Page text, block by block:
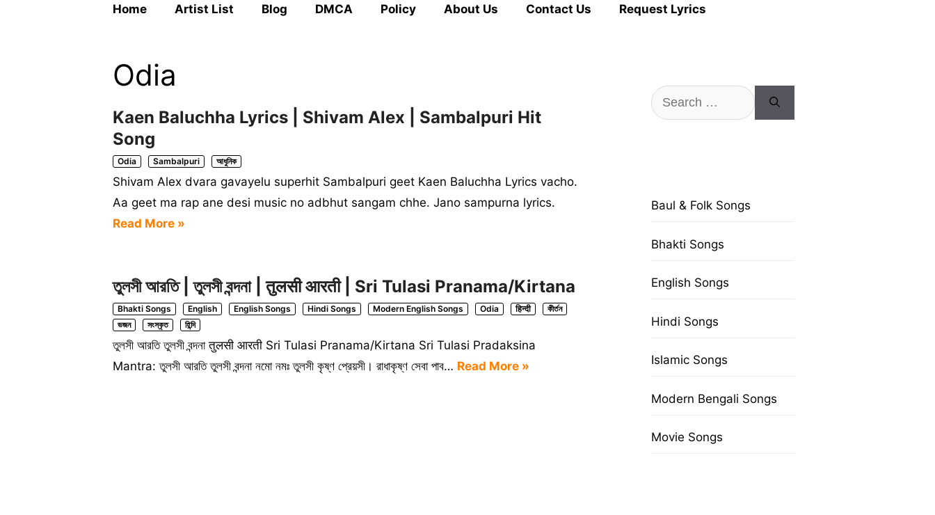
Home Artist List Blog DMCA Policy About Us Contact Us Request Lyrics
Odia
Kaen Baluchha Lyrics | Shivam Alex | Sambalpuri Hit
Song
Odia Sambalpuri আধুনিক
Shivam Alex dvara gavayelu superhit Sambalpuri geet Kaen Baluchha Lyrics vacho.
Aa geet ma rap ane desi music no adbhut sangam chhe. Jano sampurna lyrics.
Read More »
তুলসী আরতি | তুলসী বন্দনা | तुलसी आरती | Sri Tulasi Pranama/Kirtana
Bhakti Songs English English Songs Hindi Songs Modern English Songs Odia हिन्दी
কীর্তন
ভজন
সংস্কৃত হিন্দি
তুলসী আরতি তুলসী বন্দনা तुलसी आरती Sri Tulasi Pranama/Kirtana Sri Tulasi Pradaksina
Mantra: তুলসী আরতি তুলসী বন্দনা নমো নমঃ তুলসী কৃষ্ণ প্রেয়সী। রাধাকৃষ্ণ সেবা পাব… Read More »
Search
for:
Baul & Folk Songs
Bhakti Songs
English Songs
Hindi Songs
Islamic Songs
Modern Bengali Songs
Movie Songs